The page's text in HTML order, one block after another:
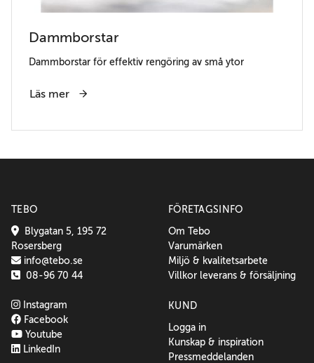
Dammborstar
Dammborstar för effektiv rengöring av små ytor
Läs mer
TEBO
Blygatan 5, 195 72
Rosersberg
info@tebo.se
08-96 70 44
Instagram
Facebook
Youtube
LinkedIn
FÖRETAGSINFO
Om Tebo
Varumärken
Miljö & kvalitetsarbete
Villkor leverans & försäljning
KUND
Logga in
Kunskap & inspiration
Pressmeddelanden